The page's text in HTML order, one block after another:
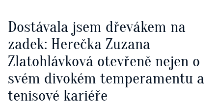
Dostávala jsem dřevákem na
zadek: Herečka Zuzana
Zlatohlávková otevřeně nejen o
svém divokém temperamentu a
tenisové kariéře